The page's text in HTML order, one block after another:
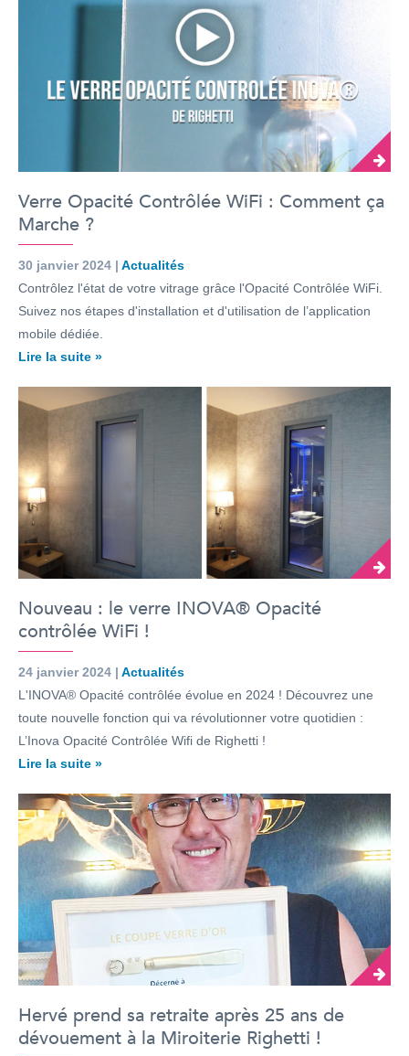
Verre Opacité Contrôlée WiFi : Comment ça
Marche ?
30 janvier 2024 | Actualités
Contrôlez l'état de votre vitrage grâce l'Opacité Contrôlée WiFi.
Suivez nos étapes d'installation et d'utilisation de l’application
mobile dédiée.
Lire la suite »
Nouveau : le verre INOVA® Opacité
contrôlée WiFi !
24 janvier 2024 | Actualités
L'INOVA® Opacité contrôlée évolue en 2024 ! Découvrez une
toute nouvelle fonction qui va révolutionner votre quotidien :
L’Inova Opacité Contrôlée Wifi de Righetti !
Lire la suite »
Hervé prend sa retraite après 25 ans de
dévouement à la Miroiterie Righetti !